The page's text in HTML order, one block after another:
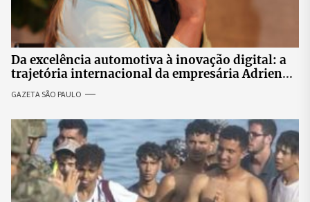
Da excelência automotiva à inovação digital: a
trajetória internacional da empresária Adriene
GAZETA SÃO PAULO